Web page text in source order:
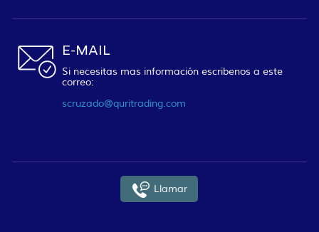
E-MAIL
Si necesitas mas información escribenos a este
correo:
scruzado@quritrading.com
Llamar